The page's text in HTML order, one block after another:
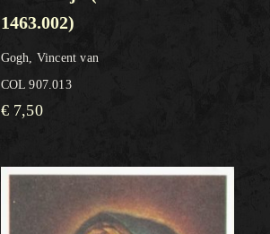
1463.002)
Gogh, Vincent van
COL 907.013
€7,50